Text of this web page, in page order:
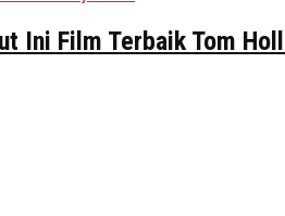
Ini Film Terbaik Tom